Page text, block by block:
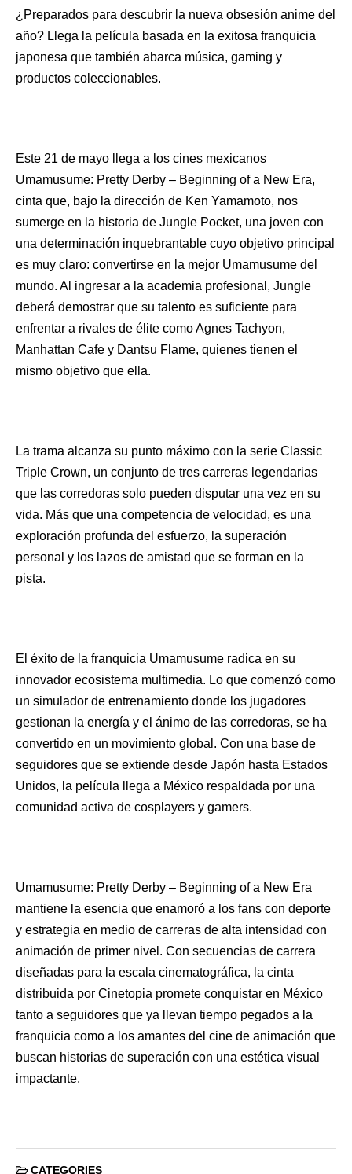
¿Preparados para descubrir la nueva obsesión anime del
año? Llega la película basada en la exitosa franquicia
japonesa que también abarca música, gaming y
productos coleccionables.
Este 21 de mayo llega a los cines mexicanos
Umamusume: Pretty Derby – Beginning of a New Era,
cinta que, bajo la dirección de Ken Yamamoto, nos
sumerge en la historia de Jungle Pocket, una joven con
una determinación inquebrantable cuyo objetivo principal
es muy claro: convertirse en la mejor Umamusume del
mundo. Al ingresar a la academia profesional, Jungle
deberá demostrar que su talento es suficiente para
enfrentar a rivales de élite como Agnes Tachyon,
Manhattan Cafe y Dantsu Flame, quienes tienen el
mismo objetivo que ella.
La trama alcanza su punto máximo con la serie Classic
Triple Crown, un conjunto de tres carreras legendarias
que las corredoras solo pueden disputar una vez en su
vida. Más que una competencia de velocidad, es una
exploración profunda del esfuerzo, la superación
personal y los lazos de amistad que se forman en la
pista.
El éxito de la franquicia Umamusume radica en su
innovador ecosistema multimedia. Lo que comenzó como
un simulador de entrenamiento donde los jugadores
gestionan la energía y el ánimo de las corredoras, se ha
convertido en un movimiento global. Con una base de
seguidores que se extiende desde Japón hasta Estados
Unidos, la película llega a México respaldada por una
comunidad activa de cosplayers y gamers.
Umamusume: Pretty Derby – Beginning of a New Era
mantiene la esencia que enamoró a los fans con deporte
y estrategia en medio de carreras de alta intensidad con
animación de primer nivel. Con secuencias de carrera
diseñadas para la escala cinematográfica, la cinta
distribuida por Cinetopia promete conquistar en México
tanto a seguidores que ya llevan tiempo pegados a la
franquicia como a los amantes del cine de animación que
buscan historias de superación con una estética visual
impactante.
CATEGORIES